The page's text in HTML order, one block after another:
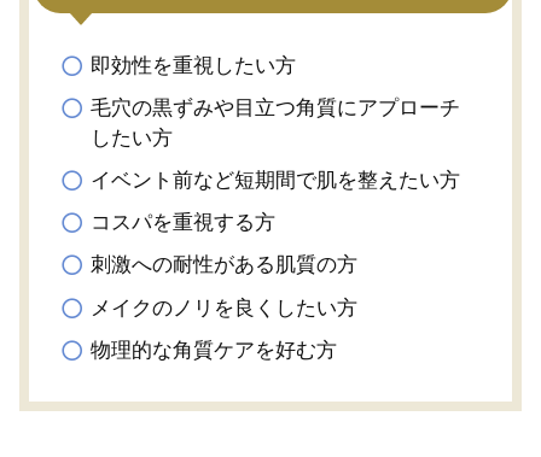
即効性を重視したい方
毛穴の黒ずみや目立つ角質にアプローチ
したい方
イベント前など短期間で肌を整えたい方
コスパを重視する方
刺激への耐性がある肌質の方
メイクのノリを良くしたい方
物理的な角質ケアを好む方